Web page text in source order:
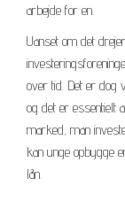
arbejde for en.
Uanset om det
over tid. Det er dog
og det er essentielt
marked, man
kan unge opbygge
lån.